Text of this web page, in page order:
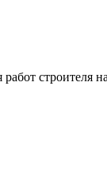
строителя